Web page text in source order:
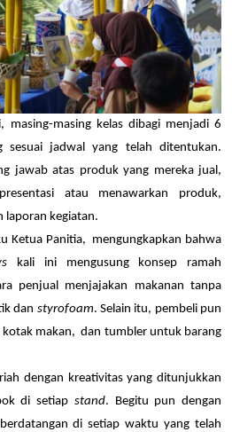
masing-masing kelas dibagi menjadi 6
sesuai jadwal yang telah ditentukan.
jawab atas produk yang mereka jual,
atau menawarkan produk,
laporan kegiatan.
Ketua Panitia,  mengungkapkan bahwa
kali ini mengusung konsep ramah
penjual menjajakan makanan tanpa
dan styrofoam. Selain itu, pembeli pun
makan,  dan tumbler untuk barang
dengan kreativitas yang ditunjukkan
di setiap stand. Begitu pun dengan
di setiap waktu yang telah